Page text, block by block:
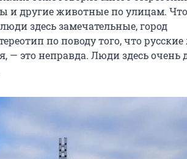
и другие животные по улицам.
здесь замечательные, город
по поводу того, что
— это неправда. Люди здесь очень